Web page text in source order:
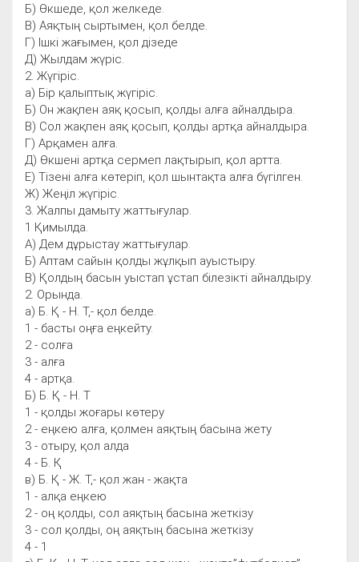
Б) Өкшеде, қол желкеде.
В) Аяқтың сыртымен, қол белде.
Г) Ішкі жағымен, қол дізеде
Д) Жылдам жүріс.
2. Жүгіріс.
а) Бір қалыптық жүгіріс.
Б) Он жақпен аяқ қосып, қолды алға айналдыра.
В) Сол жақпен аяқ қосып, қолды артқа айналдыра.
Г) Арқамен алға.
Д) Өкшені артқа сермеп лақтырып, қол артта.
Е) Тізені алға көтеріп, қол шынтақта алға бүгілген.
Ж) Жеңіл жүгіріс.
3. Жалпы дамыту жаттығулар.
1 Қимылда.
А) Дем дұрыстау жаттығулар.
Б) Аптам сайын қолды жұлқып ауыстыру.
В) Қолдың басын уыстап ұстап білезікті айналдыру.
2. Орында.
а) Б. Қ - Н. Т,- қол белде.
1 - басты оңға еңкейту.
2 - солға
3 - алға
4 - артқа.
Б) Б. Қ - Н. Т
1 - қолды жоғары көтеру
2 - еңкею алға, қолмен аяқтың басына жету
3 - отыру, қол алда
4 - Б. Қ
в) Б. Қ - Ж. Т,- қол жан - жақта
1 - алқа еңкею
2 - оң қолды, сол аяқтың басына жеткізу
3 - сол қолды, оң аяқтың басына жеткізу
4 - 1